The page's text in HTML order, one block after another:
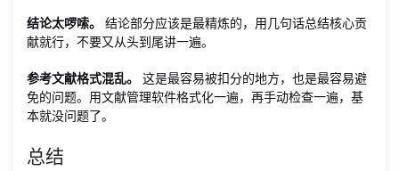
结论太啰嗦。
结论部分应该是最精炼的，用几句话总结核心贡
献就行，不要又从头到尾讲一遍。
参考文献格式混乱。
这是最容易被扣分的地方，也是最容易避
免的问题。用文献管理软件格式化一遍，再手动检查一遍，基
本就没问题了。
总结